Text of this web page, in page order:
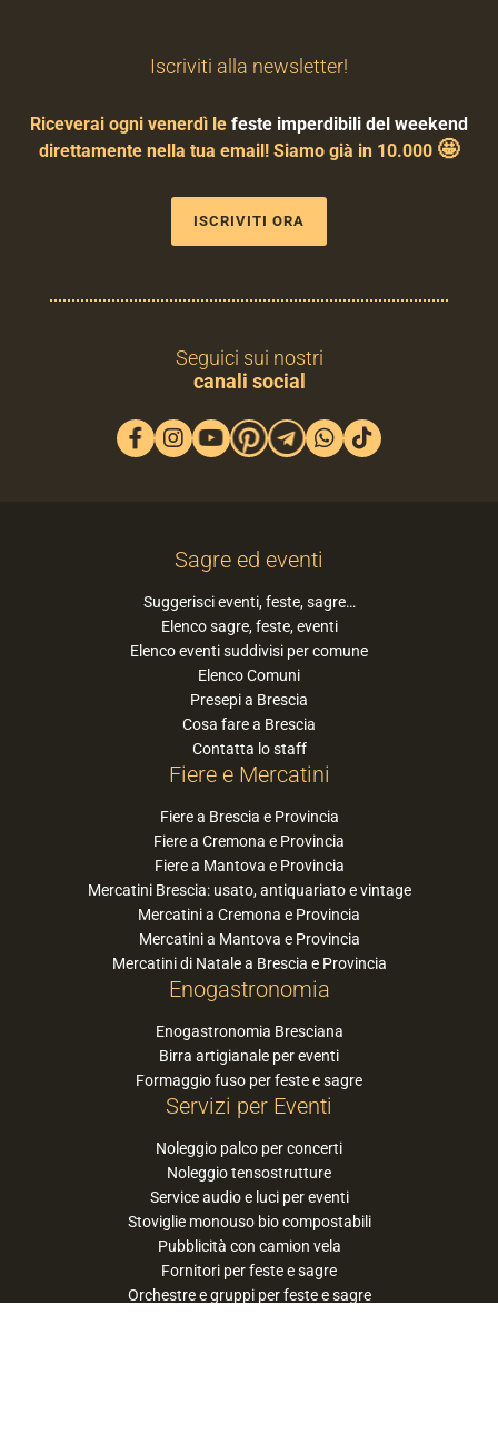
Iscriviti alla newsletter!
Riceverai ogni venerdì le feste imperdibili del weekend
direttamente nella tua email! Siamo già in 10.000 🤩
ISCRIVITI ORA
Seguici sui nostri
canali social
Sagre ed eventi
Suggerisci eventi, feste, sagre…
Elenco sagre, feste, eventi
Elenco eventi suddivisi per comune
Elenco Comuni
Presepi a Brescia
Cosa fare a Brescia
Contatta lo staff
Fiere e Mercatini
Fiere a Brescia e Provincia
Fiere a Cremona e Provincia
Fiere a Mantova e Provincia
Mercatini Brescia: usato, antiquariato e vintage
Mercatini a Cremona e Provincia
Mercatini a Mantova e Provincia
Mercatini di Natale a Brescia e Provincia
Enogastronomia
Enogastronomia Bresciana
Birra artigianale per eventi
Formaggio fuso per feste e sagre
Servizi per Eventi
Noleggio palco per concerti
Noleggio tensostrutture
Service audio e luci per eventi
Stoviglie monouso bio compostabili
Pubblicità con camion vela
Fornitori per feste e sagre
Orchestre e gruppi per feste e sagre